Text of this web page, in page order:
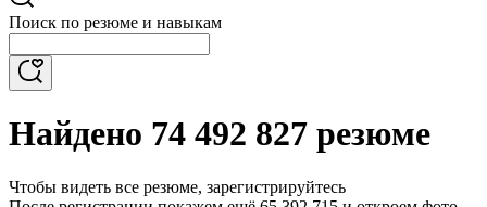
Поиск по резюме и навыкам
Найдено 74 492 827 резюме
Чтобы видеть все резюме, зарегистрируйтесь